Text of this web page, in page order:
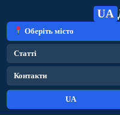
UA
Оберіть місто
Статті
Контакти
UA